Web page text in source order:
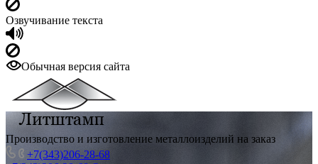
Озвучивание текста
Обычная версия сайта
Производство и изготовление металлоизделий на заказ
+7(343)206-28-68